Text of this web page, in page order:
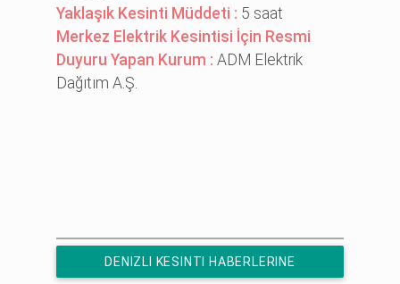
Yaklaşık Kesinti Müddeti : 5 saat
Merkez Elektrik Kesintisi İçin Resmi
Duyuru Yapan Kurum :ADM Elektrik
Dağıtım A.Ş.
DENIZLI KESINTI HABERLERINE